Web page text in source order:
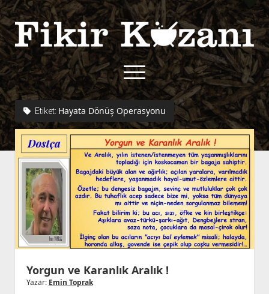
Fikir
Kazanı
menüyü
aç
twitterfacebook
rss
Hakkımızda
açılır
menüyü
aç
Kullanım Koşulları
Gizlilik Politikası
Çerez Politikası
İletişim
Kurallar
Başvuru
Etiket: Hayata Dönüş Operasyonu
Yorgun ve Karanlık Aralık !
Yazar: Emin Toprak